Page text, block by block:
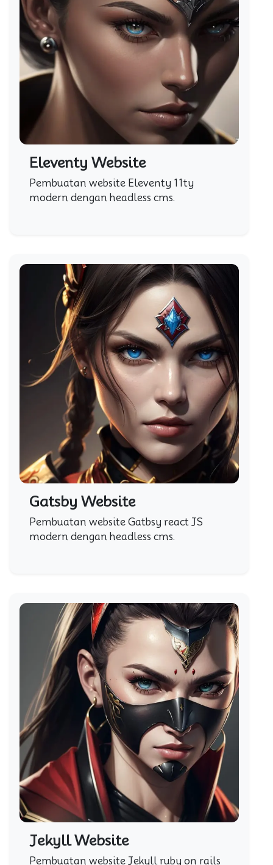
Eleventy Website
Pembuatan website Eleventy 11ty
modern dengan headless cms.
Gatsby Website
Pembuatan website Gatbsy react JS
modern dengan headless cms.
Jekyll Website
Pembuatan website Jekyll ruby on rails